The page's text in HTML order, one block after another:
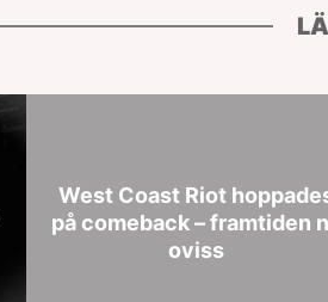
West Coast Riot
på comeback – framtiden
oviss